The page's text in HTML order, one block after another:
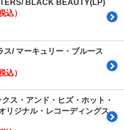
BLACK BEAUTY(LP)
込）
ス/ マーキュリー・ブルース
込）
ス・アンド・ヒズ・ホット・
リジナル・レコーディングス